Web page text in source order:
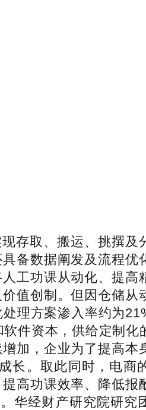
存取、搬运、挑撰及
备数据阐发及流程优
工功课从动化、提高
值创制。但因仓储从
理方案渗入率约为
件资本，供给定制化
加，企业为了提高本
长。取此同时，电商
高功课效率、降低报
华经财产研究院研究